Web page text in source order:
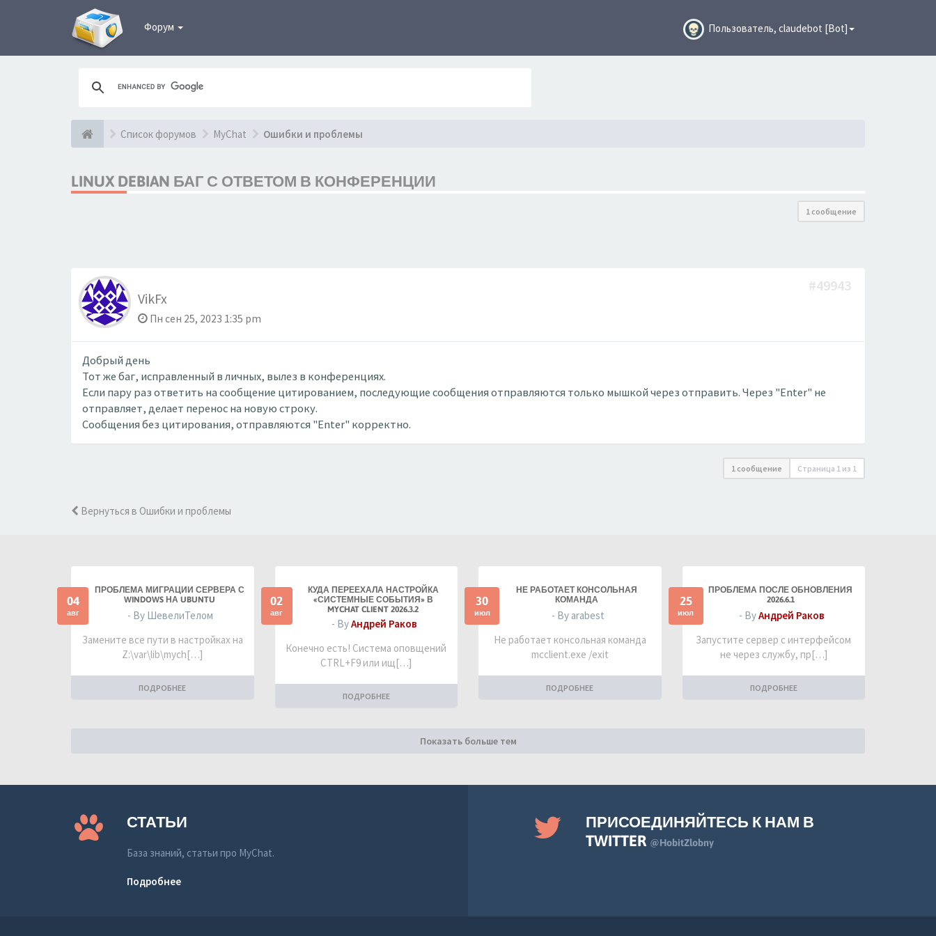
Форум Пользователь, claudebot [Bot]
Список форумов MyChat Ошибки и проблемы
LINUX DEBIAN БАГ С ОТВЕТОМ В КОНФЕРЕНЦИИ
1 сообщение
VikFx
Пн сен 25, 2023 1:35 pm
#49943
Добрый день
Тот же баг, исправленный в личных, вылез в конференциях.
Если пару раз ответить на сообщение цитированием, последующие сообщения отправляются только мышкой через отправить. Через "Enter" не
отправляет, делает перенос на новую строку.
Сообщения без цитирования, отправляются "Enter" корректно.
1 сообщение Страница 1 из 1
Вернуться в Ошибки и проблемы
04
авг
ПРОБЛЕМА МИГРАЦИИ СЕРВЕРА С
WINDOWS НА UBUNTU
- By ШевелиТелом
Замените все пути в настройках на
Z:\var\lib\mych[…]
ПОДРОБНЕЕ
02
авг
КУДА ПЕРЕЕХАЛА НАСТРОЙКА
«СИСТЕМНЫЕ СОБЫТИЯ» В
MYCHAT CLIENT 2026.3.2
- ByАндрей Раков
Конечно есть! Система оповщений
CTRL+F9 или ищ[…]
ПОДРОБНЕЕ
30
июл
НЕ РАБОТАЕТ КОНСОЛЬНАЯ
КОМАНДА
- By arabest
Не работает консольная команда
mcclient.exe /exit
ПОДРОБНЕЕ
25
июл
ПРОБЛЕМА ПОСЛЕ ОБНОВЛЕНИЯ
2026.6.1
- ByАндрей Раков
Запустите сервер с интерфейсом
не через службу, пр[…]
ПОДРОБНЕЕ
Показать больше тем
СТАТЬИ
База знаний, статьи про MyChat.
Подробнее
ПРИСОЕДИНЯЙТЕСЬ К НАМ В
TWITTER @HobitZlobny